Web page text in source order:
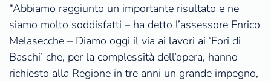
“Abbiamo raggiunto un importante risultato e ne
siamo molto soddisfatti – ha detto l’assessore Enrico
Melasecche – Diamo oggi il via ai lavori ai ‘Fori di
Baschi’ che, per la complessità dell’opera, hanno
richiesto alla Regione in tre anni un grande impegno,